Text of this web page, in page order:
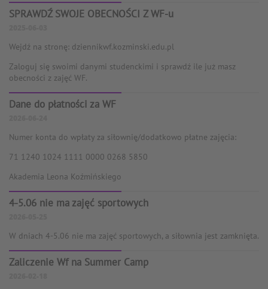
SPRAWDŹ SWOJE OBECNOŚCI Z WF-u
Wejdź na stronę: dziennikwf.kozminski.edu.pl
Zaloguj się swoimi danymi studenckimi i sprawdź ile już masz
obecności z zajęć WF.
Dane do płatności za WF
Numer konta do wpłaty za siłownię/dodatkowo płatne zajęcia:
71 1240 1024 1111 0000 0268 5850
Akademia Leona Koźmińskiego
4-5.06 nie ma zajęć sportowych
W dniach 4-5.06 nie ma zajęć sportowych, a siłownia jest zamknięta.
Zaliczenie Wf na Summer Camp